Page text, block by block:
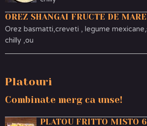
OREZ SHANGAI FRUCTE DE
Orez basmatti,creveti , legume
chilly ,ou
Platouri
Combinate merg ca unse!
PLATOU FRITTO MISTO